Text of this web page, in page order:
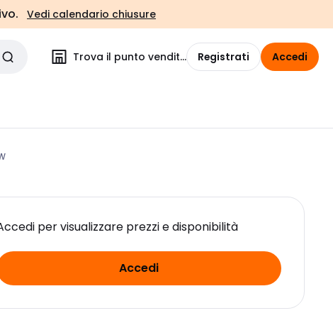
Vedi calendario chiusure
Trova il punto vendita Registrati Accedi
per visualizzare prezzi e disponibilità
Accedi